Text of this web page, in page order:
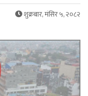
शुक्रबार, मंसिर ५, २०८२